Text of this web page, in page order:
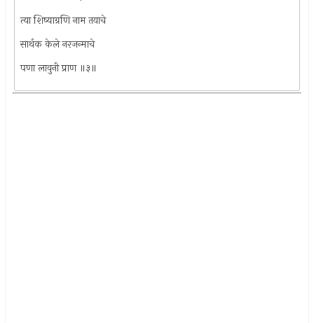
त्या शिष्याग्रणि नाम तयाचे
सार्थक केले नरजन्माचे
पणा लावुनी प्राण ॥३॥